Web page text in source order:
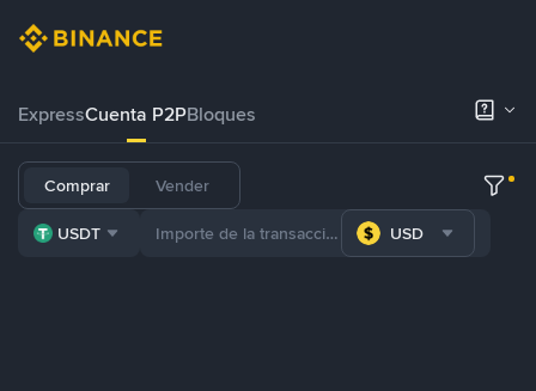
ExpressCuenta P2PBloques
Comprar Vender
USDT USD